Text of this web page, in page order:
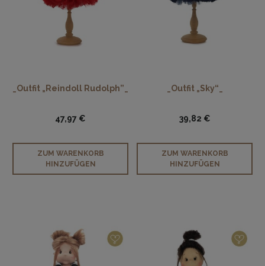
_Outfit „Reindoll Rudolph”_
47,97 €
ZUM WARENKORB
HINZUFÜGEN
_Outfit „Sky“_
39,82 €
ZUM WARENKORB
HINZUFÜGEN